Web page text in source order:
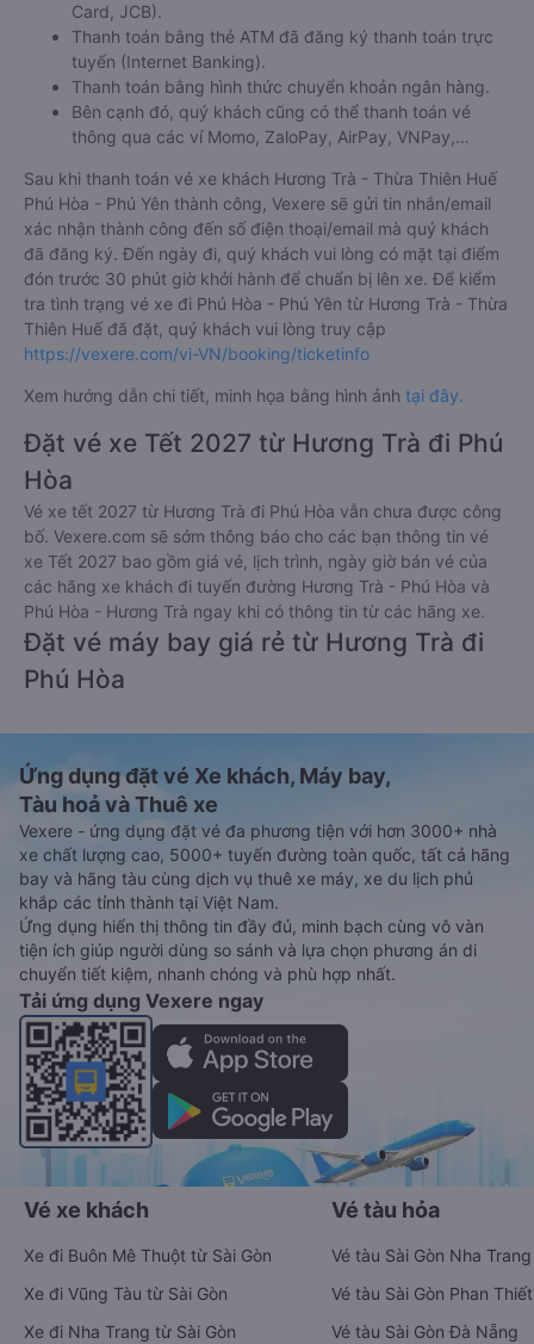
Card, JCB).
Thanh toán bằng thẻ ATM đã đăng ký thanh toán trực
tuyến (Internet Banking).
Thanh toán bằng hình thức chuyển khoản ngân hàng.
Bên cạnh đó, quý khách cũng có thể thanh toán vé
thông qua các ví Momo, ZaloPay, AirPay, VNPay,…
Sau khi thanh toán vé xe khách Hương Trà - Thừa Thiên Huế
Phú Hòa - Phú Yên thành công, Vexere sẽ gửi tin nhắn/email
xác nhận thành công đến số điện thoại/email mà quý khách
đã đăng ký. Đến ngày đi, quý khách vui lòng có mặt tại điểm
đón trước 30 phút giờ khởi hành để chuẩn bị lên xe. Để kiểm
tra tình trạng vé xe đi Phú Hòa - Phú Yên từ Hương Trà - Thừa
Thiên Huế đã đặt, quý khách vui lòng truy cập
https://vexere.com/vi-VN/booking/ticketinfo
Xem hướng dẫn chi tiết, minh họa bằng hình ảnh tại đây.
Đặt vé xe Tết 2027 từ Hương Trà đi Phú
Hòa
Vé xe tết 2027 từ Hương Trà đi Phú Hòa vẫn chưa được công
bố. Vexere.com sẽ sớm thông báo cho các bạn thông tin vé
xe Tết 2027 bao gồm giá vé, lịch trình, ngày giờ bán vé của
các hãng xe khách đi tuyến đường Hương Trà - Phú Hòa và
Phú Hòa - Hương Trà ngay khi có thông tin từ các hãng xe.
Đặt vé máy bay giá rẻ từ Hương Trà đi
Phú Hòa
Ứng dụng đặt vé Xe khách, Máy bay,
Tàu hoả và Thuê xe
Vexere - ứng dụng đặt vé đa phương tiện với hơn 3000+ nhà
xe chất lượng cao, 5000+ tuyến đường toàn quốc, tất cả hãng
bay và hãng tàu cùng dịch vụ thuê xe máy, xe du lịch phủ
khắp các tỉnh thành tại Việt Nam.
Ứng dụng hiển thị thông tin đầy đủ, minh bạch cùng vô vàn
tiện ích giúp người dùng so sánh và lựa chọn phương án di
chuyển tiết kiệm, nhanh chóng và phù hợp nhất.
Tải ứng dụng Vexere ngay
Vé xe khách
Xe đi Buôn Mê Thuột từ Sài Gòn
Xe đi Vũng Tàu từ Sài Gòn
Xe đi Nha Trang từ Sài Gòn
Vé tàu hỏa
Vé tàu Sài Gòn Nha Trang
Vé tàu Sài Gòn Phan Thiết
Vé tàu Sài Gòn Đà Nẵng